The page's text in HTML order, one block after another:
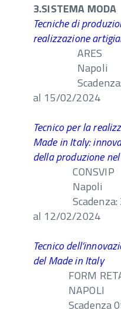
3.SISTEMA MODA
Tecniche di
realizzazione
ARES
Napoli
Scadenza:
al 15/02/2024
Tecnico per la
Made in Italy:
della produzione
CONSVIP
Napoli
Scadenza:
al 12/02/2024
Tecnico
del Made in Italy
FORM
NAPOLI
Scadenza